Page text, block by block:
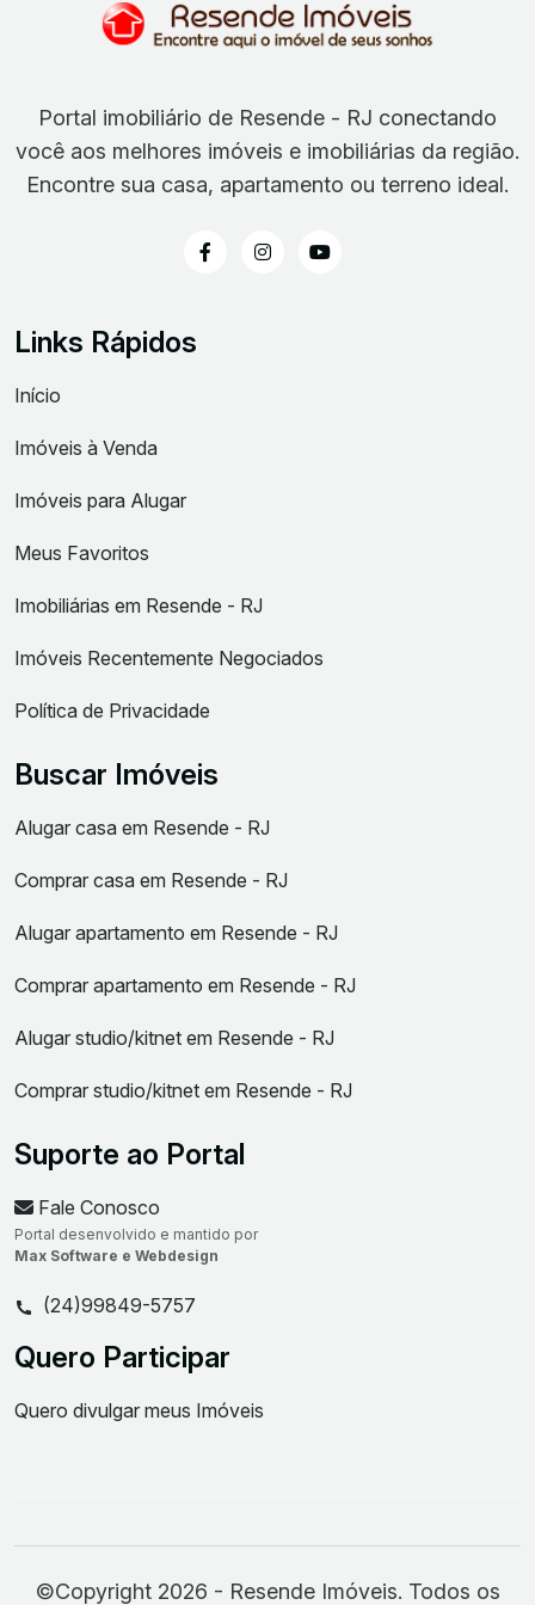
Portal imobiliário de Resende - RJ conectando
você aos melhores imóveis e imobiliárias da região.
Encontre sua casa, apartamento ou terreno ideal.
Links Rápidos
Início
Imóveis à Venda
Imóveis para Alugar
Meus Favoritos
Imobiliárias em Resende - RJ
Imóveis Recentemente Negociados
Política de Privacidade
Buscar Imóveis
Alugar casa em Resende - RJ
Comprar casa em Resende - RJ
Alugar apartamento em Resende - RJ
Comprar apartamento em Resende - RJ
Alugar studio/kitnet em Resende - RJ
Comprar studio/kitnet em Resende - RJ
Suporte ao Portal
Fale Conosco
Portal desenvolvido e mantido por
Max Software e Webdesign
(24)99849-5757
Quero Participar
Quero divulgar meus Imóveis
©Copyright 2026 - Resende Imóveis. Todos os